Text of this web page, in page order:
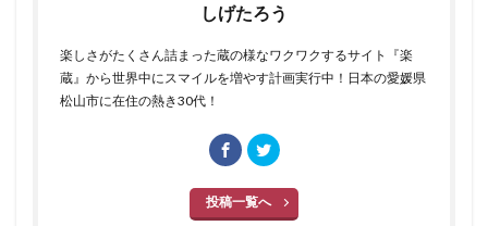
しげたろう
楽しさがたくさん詰まった蔵の様なワクワクするサイト『楽
蔵』から世界中にスマイルを増やす計画実行中！日本の愛媛県
松山市に在住の熱き30代！
投稿一覧へ